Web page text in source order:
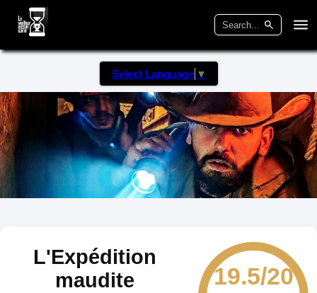
Select Language ▼
L'Expédition
maudite
19.5/20